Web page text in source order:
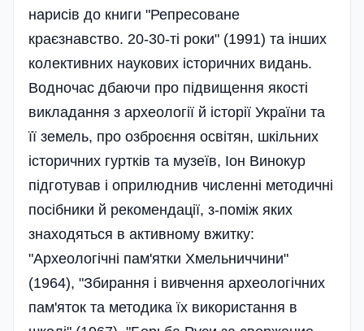
нарисів до книги "Репресоване
краєзнавство. 20-30-ті роки" (1991) та інших
колективних наукових історичних видань.
Водночас дбаючи про підвищення якості
викладання з археології й історії України та
її земель, про озброєння освітян, шкільних
історичних гуртків та музеїв, Іон Винокур
підготував і оприлюднив численні методичні
посібники й рекомендації, з-поміж яких
знаходяться в активному вжитку:
"Археологічні пам'ятки Хмельниччини"
(1964), "Збирання і вивчення археологічних
пам'яток та методика їх використання в